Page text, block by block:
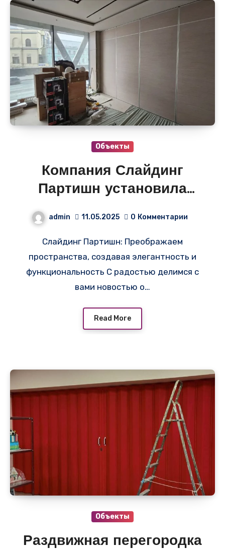
Объекты
Компания Слайдинг
Партишн установила
стильную раздвижную
«Космос» на новом
Арбате в Москве!
admin 11.05.2025 0 Комментарии
Слайдинг Партишн: Преображаем
пространства, создавая элегантность и
функциональность С радостью делимся с
вами новостью о…
Read More
Объекты
Раздвижная перегородка